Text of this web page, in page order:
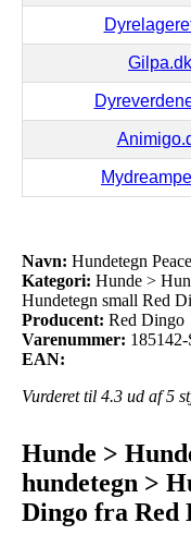
Gilpa.dk
Navn: Hundetegn
Kategori: Hunde >
Hundetegn small Red
Producent: Red Dingo
Varenummer: 185142-
EAN:
Vurderet til 4.3 ud af 5
Hunde >
hundetegn >
Dingo fra Red